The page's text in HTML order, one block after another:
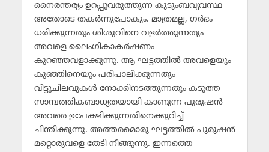
നൈരന്തര്യം ഉറപ്പുവരുത്തുന്ന കുടുംബവ്യവസ്ഥ
അതോടെ തകര്‍ന്നുപോകും. മാത്രമല്ല, ഗര്‍ഭം
ധരിക്കുന്നതും ശിശുവിനെ വളര്‍ത്തുന്നതും
അവളെ ലൈംഗികാകര്‍ഷണം
കുറഞ്ഞവളാക്കുന്നു. ആ ഘട്ടത്തില്‍ അവളെയും
കുഞ്ഞിനെയും പരിപാലിക്കുന്നതും
വീട്ടുചിലവുകള്‍ നോക്കിനടത്തുന്നതും കടുത്ത
സാമ്പത്തികബാധ്യതയായി കാണുന്ന പുരുഷന്‍
അവരെ ഉപേക്ഷിക്കുന്നതിനെക്കുറിച്ച്
ചിന്തിക്കുന്നു. അത്തരമൊരു ഘട്ടത്തില്‍ പുരുഷന്‍
മറ്റൊരുവളെ തേടി നീങ്ങുന്നു. ഇന്നത്തെ